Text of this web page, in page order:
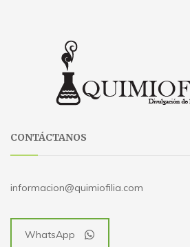
CONTÁCTANOS
informacion@quimiofilia.com
WhatsApp